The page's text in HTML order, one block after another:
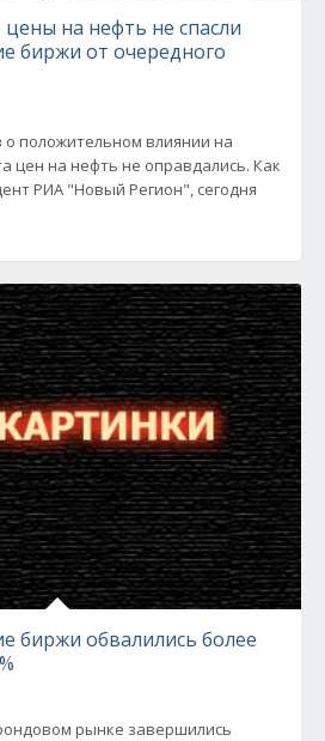
на нефть не спасли
биржи от очередного
положительном влиянии на
цен на нефть не оправдались. Как
РИА "Новый Регион", сегодня
биржи обвалились более
рынке завершились